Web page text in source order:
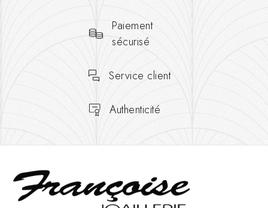
Paiement
sécurisé
Service client
Authenticité